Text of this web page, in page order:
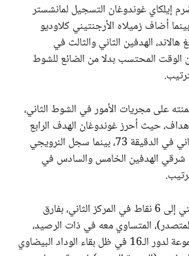
إيلكاي غوندوغان التسجيل لمانشستر
أضاف زميلاه الأرجنتيني كلاوديو
الهدفين الثاني والثالث في
من الوقت المحتسب بدلا من الضائع للشوط
على مجريات الأمور في الشوط الثاني،
حيث أحرز غوندوغان الهدف الرابع
للفريق وهدفه الشخصي الثاني في الدقيقة 73، بينما سجل النرويجي
شرقي الهدفين الخامس والسادس في
وارتفع رصيد مانشستر سيتي إلى 6 نقاط في المركز الثاني، بفارق
المتساوي معه في ذات الرصيد،
ليصعدا سويا عن تلك المجموعة لدور الـ16 في ظل بقاء الوداد البيضاوي